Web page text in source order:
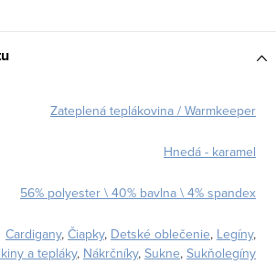
Zateplená teplákovina / Warmkeeper
Hnedá - karamel
56% polyester \ 40% bavlna \ 4% spandex
Cardigany, Čiapky, Detské oblečenie, Legíny,
a tepláky, Nákrčníky, Sukne, Sukňolegíny